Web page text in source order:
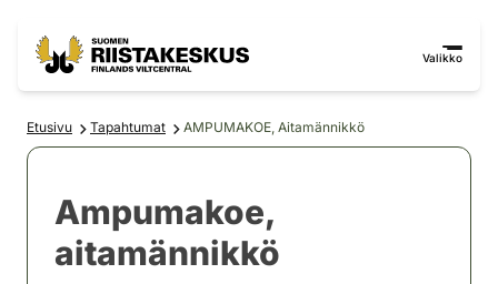
Valikko
Etusivu Tapahtumat AMPUMAKOE, Aitamännikkö
Ampumakoe,
aitamännikkö